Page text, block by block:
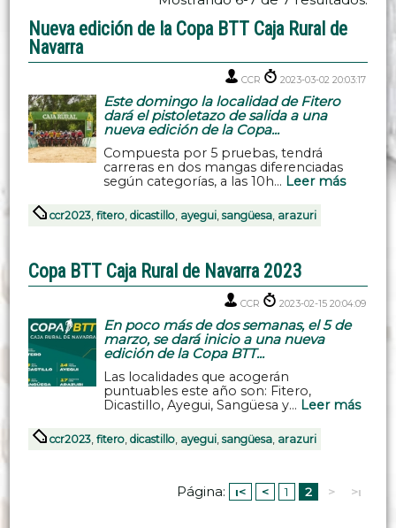
Nueva edición de la Copa BTT Caja Rural de
Navarra
CCR 2023-03-02 20:03:17
Este domingo la localidad de Fitero
dará el pistoletazo de salida a una
nueva edición de la Copa...
Compuesta por 5 pruebas, tendrá
carreras en dos mangas diferenciadas
según categorías, a las 10h... Leer más
ccr2023,fitero,dicastillo, ayegui,sangüesa, arazuri
Copa BTT Caja Rural de Navarra 2023
CCR 2023-02-15 20:04:09
En poco más de dos semanas, el 5 de
marzo, se dará inicio a una nueva
edición de la Copa BTT...
Las localidades que acogerán
puntuables este año son: Fitero,
Dicastillo, Ayegui, Sangüesa y... Leer más
ccr2023,fitero,dicastillo, ayegui,sangüesa, arazuri
Página: ι< < 1 2 > >ι